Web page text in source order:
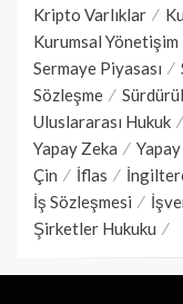
Kripto Varlıklar
Kurumsal Yönetişim
Sermaye Piyasası
Sözleşme
Uluslararası Hukuk
Yapay Zeka
Çin
İflas
İş Sözleşmesi
Şirketler Hukuku